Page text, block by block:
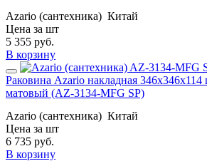
Azario (сантехника) Китай
Цена за шт
5 355 руб.
В корзину
Раковина Azario накладная 346x346x114
матовый (AZ-3134-MFG SP)
Azario (сантехника) Китай
Цена за шт
6 735 руб.
В корзину